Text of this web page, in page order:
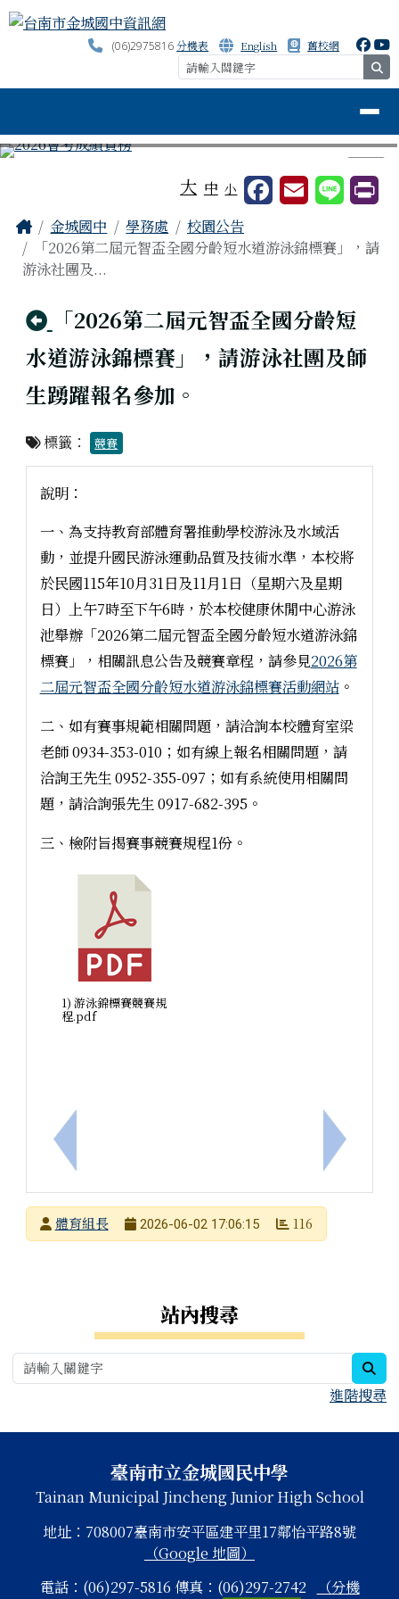
跳至主內容區
台南市金城國中資訊網
(06)2975816分機表 English 舊校網
⏸
大 中 小
主內容區域
Home
金城國中 學務處
校園公告
「2026第二屆元智盃全國分齡短水道游泳錦標賽」，請
游泳社團及...
回上頁
「2026第二屆元智盃全國分齡短
水道游泳錦標賽」，請游泳社團及師
生踴躍報名參加。
標籤： 競賽
上一筆：「學生常見衝突及霸凌態樣處理實務工作坊
說明：
一、為支持教育部體育署推動學校游泳及水域活
動，並提升國民游泳運動品質及技術水準，本校將
於民國115年10月31日及11月1日（星期六及星期
日）上午7時至下午6時，於本校健康休閒中心游泳
池舉辦「2026第二屆元智盃全國分齡短水道游泳錦
標賽」，相關訊息公告及競賽章程，請參見2026第
二屆元智盃全國分齡短水道游泳錦標賽活動網站。
二、如有賽事規範相關問題，請洽詢本校體育室梁
老師 0934-353-010；如有線上報名相關問題，請
洽詢王先生 0952-355-097；如有系統使用相關問
題，請洽詢張先生 0917-682-395。
三、檢附旨揭賽事競賽規程1份。
1) 游泳錦標賽競賽規
程.pdf
下一筆：
發布者體育組長
2026-06-02 17:06:15 116
站內搜尋
進階搜尋
頁尾區域
頁尾區域內容臺南市立金城國民中學
Tainan Municipal Jincheng Junior High School
地址：708007臺南市安平區建平里17鄰怡平路8號
（Google 地圖）
電話：(06)297-5816 傳真：(06)297-2742
（分機